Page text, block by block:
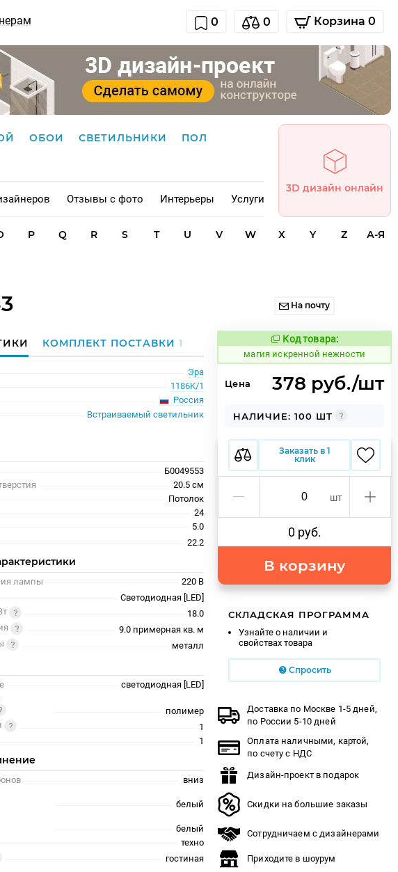
0 0 Корзина 0
ОБОИ СВЕТИЛЬНИКИ ПОЛ
Отзывы с фото Интерьеры Услуги
3D дизайн онлайн
P Q R S T U V W X Y Z А-Я
На почту
КОМПЛЕКТ ПОСТАВКИ1
Эра
1186K/1
Россия
Встраиваемый светильник
Б0049553
20.5 см
Потолок
24
5.0
22.2
лампы
220 В
Светодиодная [LED]
18.0
9.0 примерная кв. м
металл
светодиодная [LED]
полимер
1
1
вниз
белый
белый
техно
гостиная
Код товара:
910808 Код товара:
магия искренной нежности
Цена 378 руб./шт
НАЛИЧИЕ: 100 ШТ
Заказать в 1
клик
шт
0 руб.
В корзину
СКЛАДСКАЯ ПРОГРАММА
Узнайте о наличии и
свойствах товара
Спросить
Доставка по Москве 1-5 дней,
по России 5-10 дней
Оплата наличными, картой,
по счету с НДС
Дизайн-проект в подарок
Скидки на большие заказы
Сотрудничаем с дизайнерами
Приходите в шоурум